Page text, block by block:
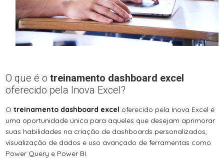
O que é otreinamento dashboard excel
oferecido pela Inova Excel?
Otreinamento dashboard excel oferecido pela Inova Excel é
uma oportunidade única para aqueles que desejam aprimorar
suas habilidades na criação de dashboards personalizados,
visualização de dados e uso avançado de ferramentas como
Power Query e Power BI.